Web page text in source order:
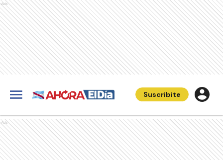
Ads
Suscribite
Ads